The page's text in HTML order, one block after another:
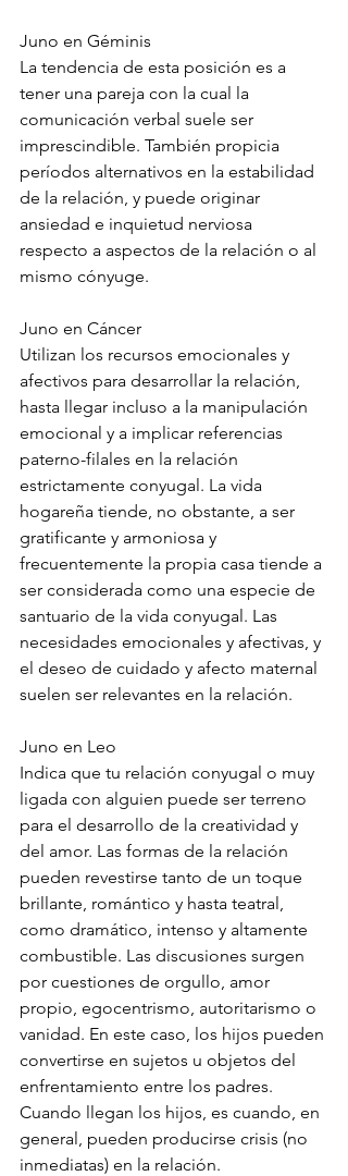
Juno en Géminis
La tendencia de esta posición es a
tener una pareja con la cual la
comunicación verbal suele ser
imprescindible. También propicia
períodos alternativos en la estabilidad
de la relación, y puede originar
ansiedad e inquietud nerviosa
respecto a aspectos de la relación o al
mismo cónyuge.
Juno en Cáncer
Utilizan los recursos emocionales y
afectivos para desarrollar la relación,
hasta llegar incluso a la manipulación
emocional y a implicar referencias
paterno-filales en la relación
estrictamente conyugal. La vida
hogareña tiende, no obstante, a ser
gratificante y armoniosa y
frecuentemente la propia casa tiende a
ser considerada como una especie de
santuario de la vida conyugal. Las
necesidades emocionales y afectivas, y
el deseo de cuidado y afecto maternal
suelen ser relevantes en la relación.
Juno en Leo
Indica que tu relación conyugal o muy
ligada con alguien puede ser terreno
para el desarrollo de la creatividad y
del amor. Las formas de la relación
pueden revestirse tanto de un toque
brillante, romántico y hasta teatral,
como dramático, intenso y altamente
combustible. Las discusiones surgen
por cuestiones de orgullo, amor
propio, egocentrismo, autoritarismo o
vanidad. En este caso, los hijos pueden
convertirse en sujetos u objetos del
enfrentamiento entre los padres.
Cuando llegan los hijos, es cuando, en
general, pueden producirse crisis (no
inmediatas) en la relación.